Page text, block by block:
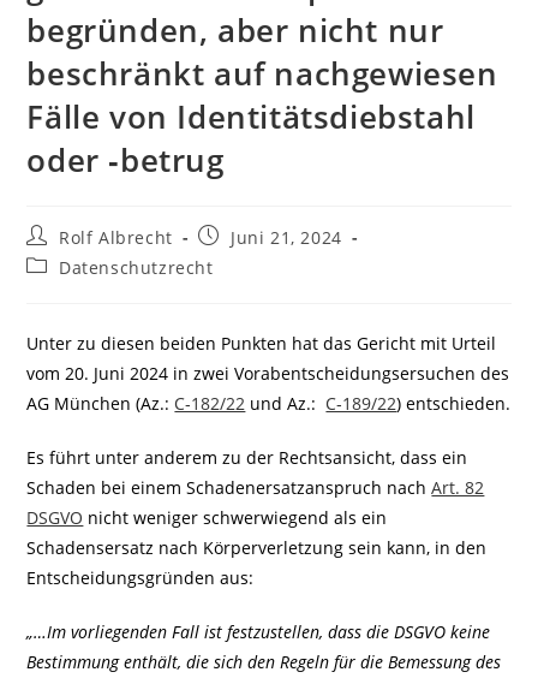
begründen, aber nicht nur
beschränkt auf nachgewiesen
Fälle von Identitätsdiebstahl
oder ‑betrug
Beitrags-
Autor:
Rolf Albrecht
Beitrag
veröffentlicht:
Juni 21, 2024
Beitrags-
Datenschutzrecht
Unter zu diesen beiden Punkten hat das Gericht mit Urteil
vom 20. Juni 2024 in zwei Vorabentscheidungsersuchen des
AG München (Az.: C‑182/22 und Az.: C‑189/22) entschieden.
Es führt unter anderem zu der Rechtsansicht, dass ein
Schaden bei einem Schadenersatzanspruch nachArt. 82
DSGVO nicht weniger schwerwiegend als ein
Schadensersatz nach Körperverletzung sein kann, in den
Entscheidungsgründen aus:
„…Im vorliegenden Fall ist festzustellen, dass die DSGVO keine
Bestimmung enthält, die sich den Regeln für die Bemessung des